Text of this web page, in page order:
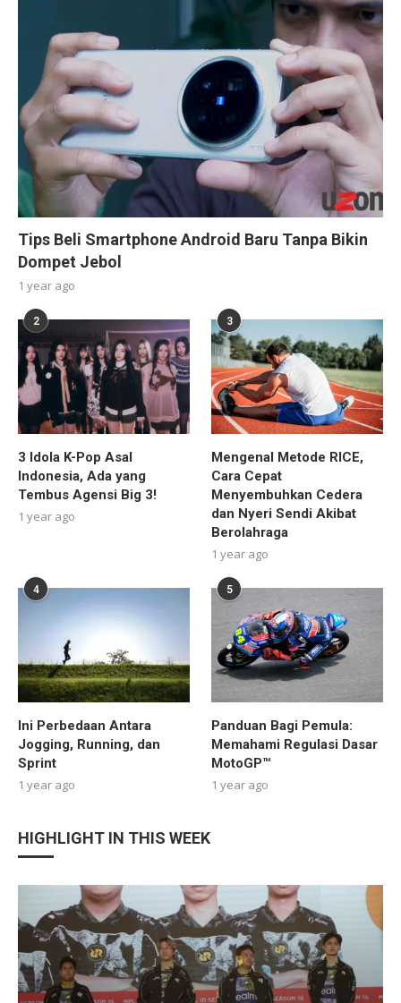
Tips Beli Smartphone Android Baru Tanpa Bikin
Dompet Jebol
1 year ago
2
3 Idola K-Pop Asal
Indonesia, Ada yang
Tembus Agensi Big 3!
1 year ago
3
Mengenal Metode RICE,
Cara Cepat
Menyembuhkan Cedera
dan Nyeri Sendi Akibat
Berolahraga
1 year ago
4
Ini Perbedaan Antara
Jogging, Running, dan
Sprint
1 year ago
5
Panduan Bagi Pemula:
Memahami Regulasi Dasar
MotoGP™
1 year ago
HIGHLIGHT IN THIS WEEK